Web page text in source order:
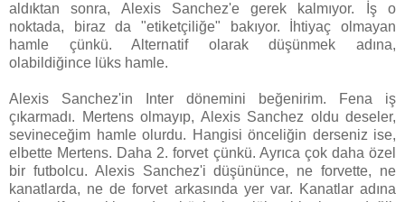
aldıktan sonra, Alexis Sanchez'e gerek kalmıyor. İş o
noktada, biraz da "etiketçiliğe" bakıyor. İhtiyaç olmayan
hamle çünkü. Alternatif olarak düşünmek adına,
olabildiğince lüks hamle.
Alexis Sanchez'in Inter dönemini beğenirim. Fena iş
çıkarmadı. Mertens olmayıp, Alexis Sanchez oldu deseler,
sevineceğim hamle olurdu. Hangisi önceliğin derseniz ise,
elbette Mertens. Daha 2. forvet çünkü. Ayrıca çok daha özel
bir futbolcu. Alexis Sanchez'i düşününce, ne forvette, ne
kanatlarda, ne de forvet arkasında yer var. Kanatlar adına